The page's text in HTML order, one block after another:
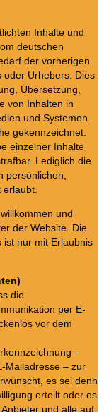
Inhalte und
deutschen
der vorherigen
oder Urhebers. Dies
Übersetzung,
von Inhalten in
und Systemen.
gekennzeichnet.
einzelner Inhalte
Lediglich die
persönlichen,
und
der Website. Die
ist nur mit Erlaubnis
die
per E-
vor dem
–
Mailadresse – zur
es sei denn
erteilt oder es
und alle auf